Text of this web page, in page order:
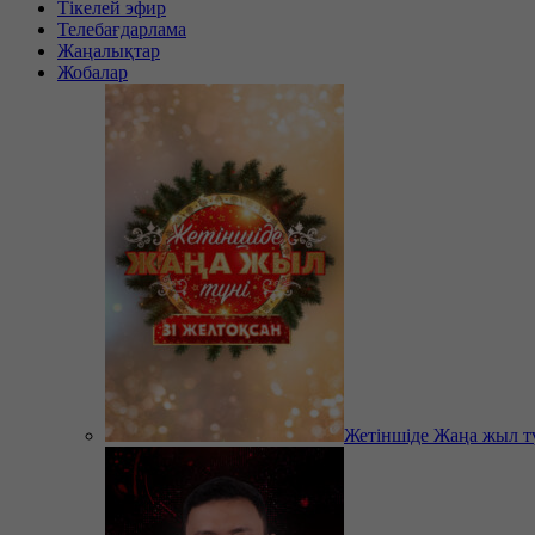
Тікелей эфир
Телебағдарлама
Жаңалықтар
Жобалар
Жетіншіде Жаңа жыл